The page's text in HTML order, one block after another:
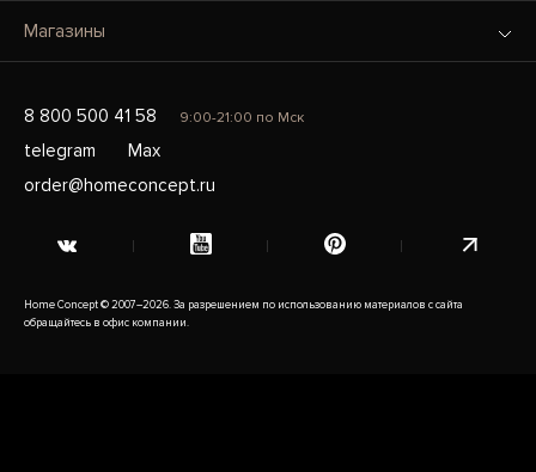
Магазины
8 800 500 41 58 9:00-21:00 по Мск
telegram
Max
order@homeconcept.ru
Home Concept © 2007–2026. За разрешением по использованию материалов с сайта
обращайтесь в офис компании.